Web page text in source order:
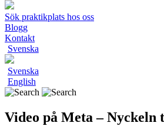
Sök praktikplats hos oss
Blogg
Kontakt
Svenska
Svenska
English
Video på Meta –